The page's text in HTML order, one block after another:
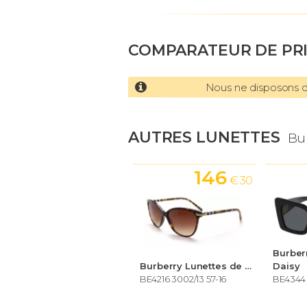
COMPARATEUR DE
Nous ne disposons
AUTRES LUNETTES
Burberry Lunettes de soleil Femme
BE4216 3002/13 57-16
146 € 30
Daisy